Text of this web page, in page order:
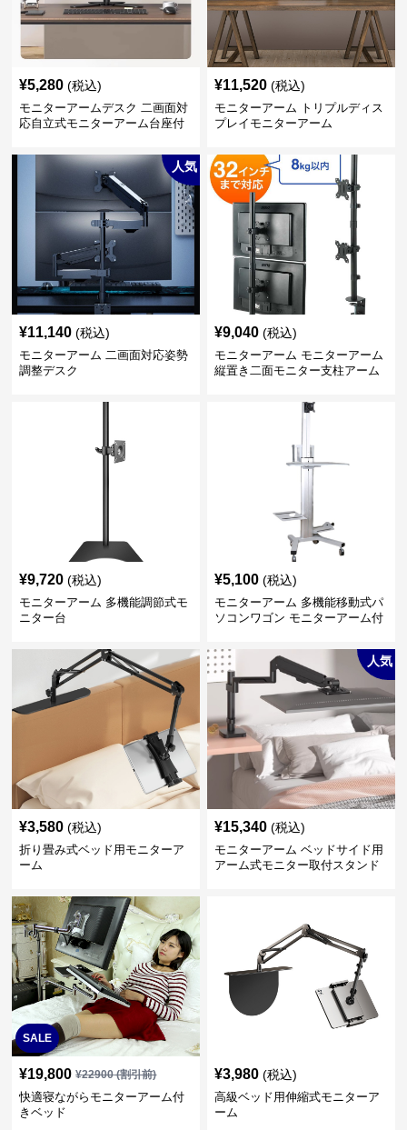
¥5,280 (税込)
モニターアームデスク 二画面対
応自立式モニターアーム台座付
¥11,520 (税込)
モニターアーム トリプルディス
プレイモニターアーム
人気
¥11,140 (税込)
モニターアーム 二画面対応姿勢
調整デスク
¥9,040 (税込)
モニターアーム モニターアーム
縦置き二面モニター支柱アーム
¥9,720 (税込)
モニターアーム 多機能調節式モ
ニター台
¥5,100 (税込)
モニターアーム 多機能移動式パ
ソコンワゴン モニターアーム付
¥3,580 (税込)
折り畳み式ベッド用モニターア
ーム
人気
¥15,340 (税込)
モニターアーム ベッドサイド用
アーム式モニター取付スタンド
SALE
¥19,800 ¥22900(割引前)
快適寝ながらモニターアーム付
きベッド
¥3,980 (税込)
高級ベッド用伸縮式モニターア
ーム